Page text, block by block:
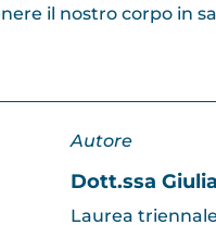
il nostro corpo in
Autore
Dott.ssa
Laurea